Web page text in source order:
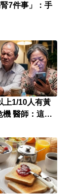
7件事」：手
上1/10人有黃
機 醫師：這成